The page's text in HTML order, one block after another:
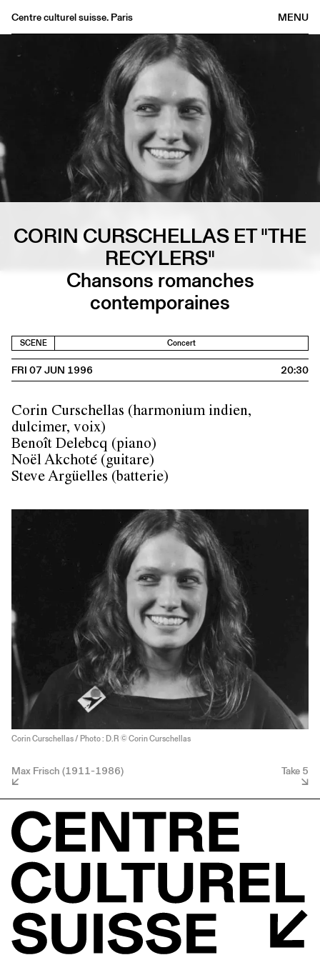
MENU
Centre culturel suisse. Paris
FR/EN
CORIN CURSCHELLAS ET "THE
RECYLERS"
Chansons romanches
contemporaines
SCENE Concert
FRI 07 JUN 1996 20:30
Corin Curschellas (harmonium indien,
dulcimer, voix)
Benoît Delebcq (piano)
Noël Akchoté (guitare)
Steve Argüelles (batterie)
Corin Curschellas / Photo : D.R © Corin Curschellas
Max Frisch (1911-1986) Take 5